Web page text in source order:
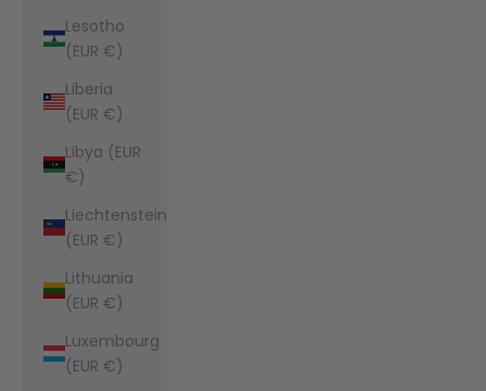
Lesotho
(EUR €)
Liberia
(EUR €)
Libya (EUR
€)
Liechtenstein
(EUR €)
Lithuania
(EUR €)
Luxembourg
(EUR €)